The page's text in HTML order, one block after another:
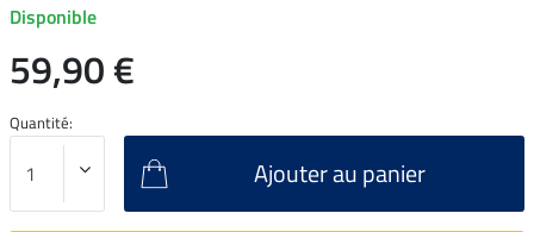
Disponible
59,90 €
Quantité:
Ajouter au panier